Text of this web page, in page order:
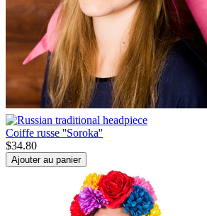
Coiffe russe ''Soroka''
$34.80
Ajouter au panier